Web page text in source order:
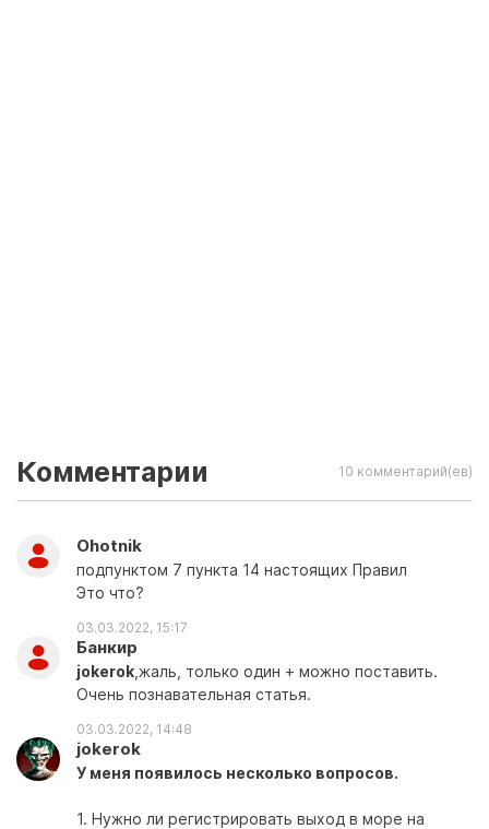
Комментарии 10 комментарий(ев)
Ohotnik
подпунктом 7 пункта 14 настоящих Правил
Это что?
03.03.2022, 15:17
Банкир
jokerok ,жаль, только один + можно поставить.
Очень познавательная статья.
03.03.2022, 14:48
jokerok
У меня появилось несколько вопросов.
1. Нужно ли регистрировать выход в море на